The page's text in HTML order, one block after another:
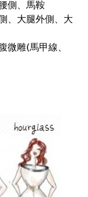
側、馬鞍
、大腿外側、大
微雕(馬甲線、